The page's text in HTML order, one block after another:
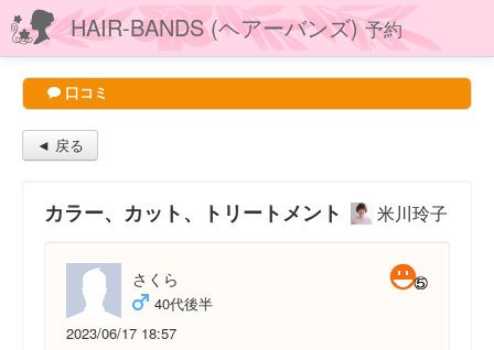
HAIR-BANDS (ヘアーバンズ)予約
口コミ
◄ 戻る
カラー、カット、トリートメント 米川玲子
さくら
40代後半
2023/06/17 18:57